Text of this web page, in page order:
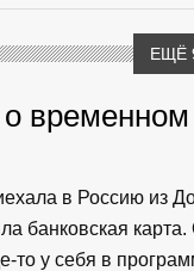
ЕЩЁ
о
в Россию из
банковская
то у себя в